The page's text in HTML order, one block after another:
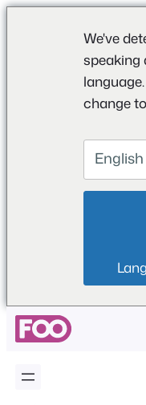
We've
speaking
change
English